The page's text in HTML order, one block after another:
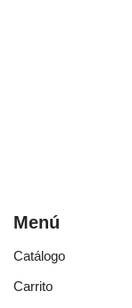
Menú
Catálogo
Carrito